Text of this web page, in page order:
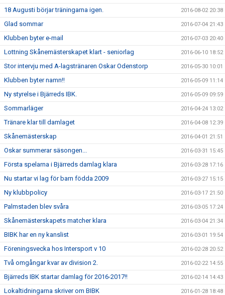
18 Augusti börjar träningarna igen. 2016-08-02 20:38
Glad sommar 2016-07-04 21:43
Klubben byter e-mail 2016-07-03 20:40
Lottning Skånemästerskapet klart - seniorlag 2016-06-10 18:52
Stor intervju med A-lagstränaren Oskar Odenstorp 2016-05-30 10:01
Klubben byter namn!! 2016-05-09 11:14
Ny styrelse i Bjärreds IBK. 2016-05-09 09:59
Sommarläger 2016-04-24 13:02
Tränare klar till damlaget 2016-04-08 12:39
Skånemästerskap 2016-04-01 21:51
Oskar summerar säsongen... 2016-03-31 15:45
Första spelarna i Bjärreds damlag klara 2016-03-28 17:16
Nu startar vi lag för barn födda 2009 2016-03-27 15:15
Ny klubbpolicy 2016-03-17 21:50
Palmstaden blev svåra 2016-03-05 17:24
Skånemästerskapets matcher klara 2016-03-04 21:34
BIBK har en ny kanslist 2016-03-01 19:54
Föreningsvecka hos Intersport v 10 2016-02-28 20:52
Två omgångar kvar av division 2. 2016-02-22 14:55
Bjärreds IBK startar damlag för 2016-2017!! 2016-02-14 14:43
Lokaltidningarna skriver om BIBK 2016-01-28 18:48